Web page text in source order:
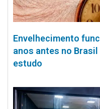
Envelhecimento
anos antes no Brasil
estudo